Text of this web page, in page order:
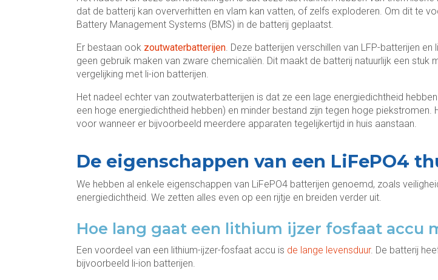
dat de batterij kan oververhitten en vlam kan vatten, of zelfs exploderen. Om dit te
Battery Management Systems (BMS) in de batterij geplaatst.
Er bestaan ook zoutwaterbatterijen. Deze batterijen verschillen van LFP-batterijen
geen gebruik maken van zware chemicaliën. Dit maakt de batterij natuurlijk een stuk
vergelijking met li-ion batterijen.
Het nadeel echter van zoutwaterbatterijen is dat ze een lage energiedichtheid
een hoge energiedichtheid hebben) en minder bestand zijn tegen hoge piekstromen.
voor wanneer er bijvoorbeeld meerdere apparaten tegelijkertijd in huis aanstaan.
De eigenschappen van een LiFePO4
We hebben al enkele eigenschappen van LiFePO4 batterijen genoemd, zoals
energiedichtheid. We zetten alles even op een rijtje en breiden verder uit.
Hoe lang gaat een lithium ijzer fosfaat accu
Een voordeel van een lithium-ijzer-fosfaat accu is de lange levensduur. De batterij
bijvoorbeeld li-ion batterijen.